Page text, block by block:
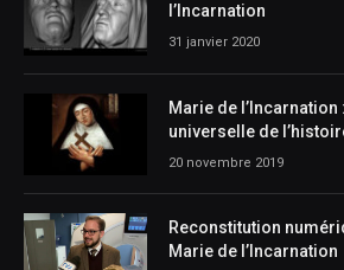
l’Incarnation
31 janvier 2020
Marie de
universelle de
20 novembre 2019
Reconstitution
Marie de l’Incarnation